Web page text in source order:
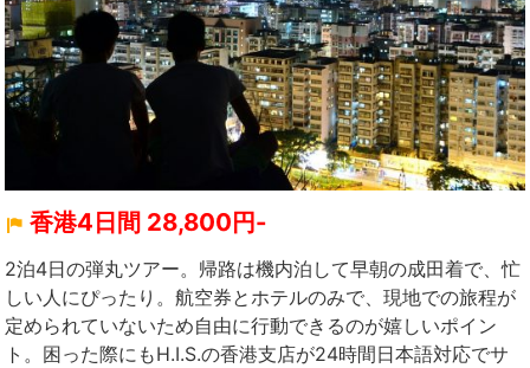
香港4日間 28,800円-
2泊4日の弾丸ツアー。帰路は機内泊して早朝の成田着で、忙
しい人にぴったり。航空券とホテルのみで、現地での旅程が
定められていないため自由に行動できるのが嬉しいポイン
ト。困った際にもH.I.S.の香港支店が24時間日本語対応でサ